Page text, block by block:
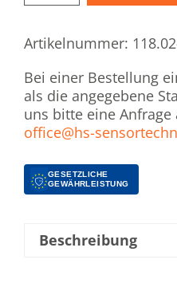
Artikelnummer:
Bei einer Bestellung
als die angegebene
uns bitte eine Anfrage
office@hs-
GESETZLICHE
GEWÄHRLEISTUNG
Beschreibung